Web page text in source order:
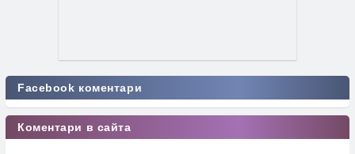
Facebook коментари
Коментари в сайта